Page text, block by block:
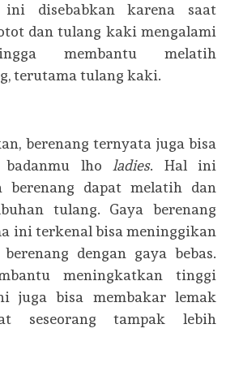
disebabkan karena saat
dan tulang kaki mengalami
membantu melatih
terutama tulang kaki.
berenang ternyata juga bisa
lho ladies. Hal ini
berenang dapat melatih dan
tulang. Gaya berenang
ini terkenal bisa meninggikan
dengan gaya bebas.
meningkatkan tinggi
juga bisa membakar lemak
seseorang tampak lebih